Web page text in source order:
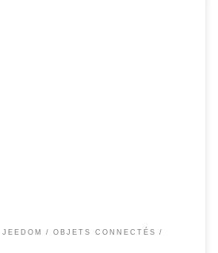
JEEDOM
OBJETS CONNECTÉS